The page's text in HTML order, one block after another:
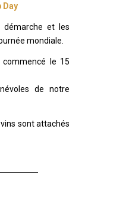
Day
démarche et les
mondiale.
le 15
de notre
sont attachés